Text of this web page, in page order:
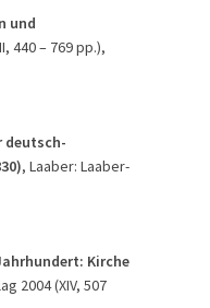
und
440 – 769 pp.),
deutsch-
, Laaber: Laaber-
Kirche
2004 (XIV, 507